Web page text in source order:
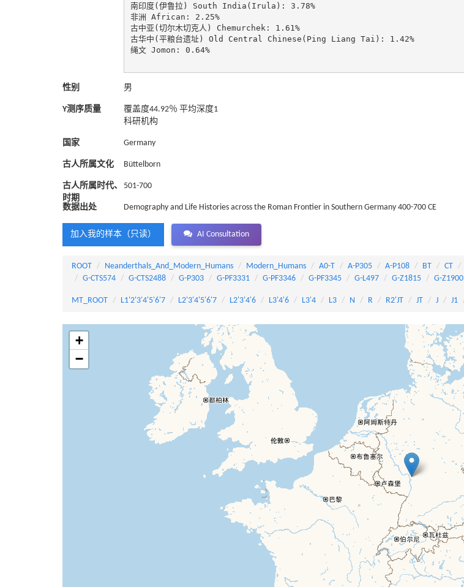
南印度(伊鲁拉) South India(Irula): 3.78%
非洲 African: 2.25%
古中亚(切尔木切克人) Chemurchek: 1.61%
古华中(平粮台遗址) Old Central Chinese(Ping Liang Tai): 1.42%
绳文 Jomon: 0.64%
性别 男
Y测序质量
覆盖度44.92％ 平均深度1
科研机构
国家 Germany
古人所属文化 Büttelborn
古人所属时代、
时期
501-700
数据出处 Demography and Life Histories across the Roman Frontier in Southern Germany 400-700 CE
加入我的样本（只读） AI Consultation
ROOT Neanderthals_And_Modern_Humans Modern_Humans A0-T A-P305 A-P108 BT CT
G-CTS574
G-CTS2488 G-P303 G-PF3331 G-PF3346 G-PF3345 G-L497 G-Z1815 G-Z1900
MT_ROOT L1'2'3'4'5'6'7 L2'3'4'5'6'7 L2'3'4'6 L3'4'6 L3'4 L3 N R R2'JT JT J J1
+
−